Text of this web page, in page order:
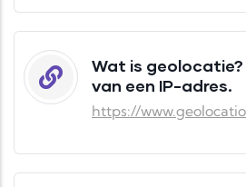
Wat is
van een IP-adres.
https://